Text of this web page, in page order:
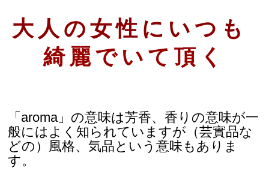
COUPON
GRAYHAIR
COMPANY
CONTACT
大人の女性にいつも
綺麗でいて頂く
「aroma」の意味は芳香、香りの意味が一
般にはよく知られていますが（芸實品な
どの）風格、気品という意味もありま
す。